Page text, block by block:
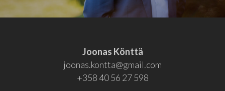
Joonas Könttä
joonas.kontta@gmail.com
+358 40 56 27 598